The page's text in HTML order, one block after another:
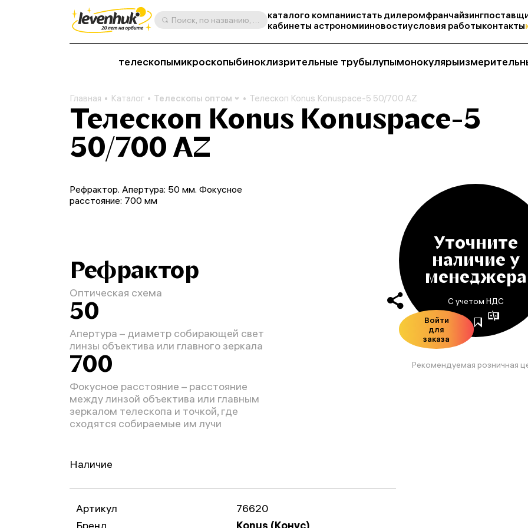
Поиск, по названию, артикулу, категории и др. каталого компаниистать дилеромфранчайзинг
кабинеты астрономииновостиусловия работыконтакты
телескопымикроскопыбиноклизрительные трубылупымонокуляры
Главная Каталог Телескопы оптом Телескоп Konus Konuspace-5 50/700 AZ
Телескоп Konus Konuspace-5
50/700 AZ
Уточните
наличие у
менеджера
С учетом НДС
Войти
для
заказа
Рекомендуемая розничная
Рефрактор. Апертура: 50 мм. Фокусное
расстояние: 700 мм
Рефрактор
Оптическая схема
50
Апертура – диаметр собирающей свет
линзы объектива или главного зеркала
700
Фокусное расстояние – расстояние
между линзой объектива или главным
зеркалом телескопа и точкой, где
сходятся собираемые им лучи
Наличие
Артикул
76620